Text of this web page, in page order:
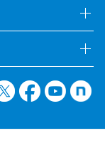
X（旧Twitter）
Facebook